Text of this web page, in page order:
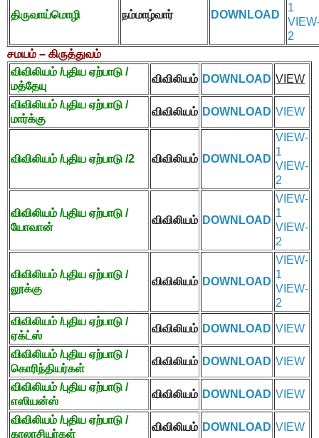
திருவாய்மொழி நம்மாழ்வார் DOWNLOAD
1
2
சமயம் – கிருத்துவம்
விவிலியம் /புதிய ஏற்பாடு /
மத்தேயு
விவிலியம் DOWNLOAD VIEW
விவிலியம் /புதிய ஏற்பாடு /
மார்க்கு
விவிலியம் DOWNLOAD VIEW
விவிலியம் /புதிய ஏற்பாடு /2 விவிலியம் DOWNLOAD
VIEW-
1
VIEW-
2
விவிலியம் /புதிய ஏற்பாடு /
யோவான்
விவிலியம் DOWNLOAD
VIEW-
1
VIEW-
2
விவிலியம் /புதிய ஏற்பாடு /
லூக்கு
விவிலியம் DOWNLOAD
VIEW-
1
VIEW-
2
விவிலியம் /புதிய ஏற்பாடு /
ஏக்ட்ஸ்
விவிலியம் DOWNLOAD VIEW
விவிலியம் /புதிய ஏற்பாடு /
கொரிந்தியர்கள்
விவிலியம் DOWNLOAD VIEW
விவிலியம் /புதிய ஏற்பாடு /
எஸியன்ஸ்
விவிலியம் DOWNLOAD VIEW
விவிலியம் /புதிய ஏற்பாடு /
காலாசியர்கள்
விவிலியம் DOWNLOAD VIEW